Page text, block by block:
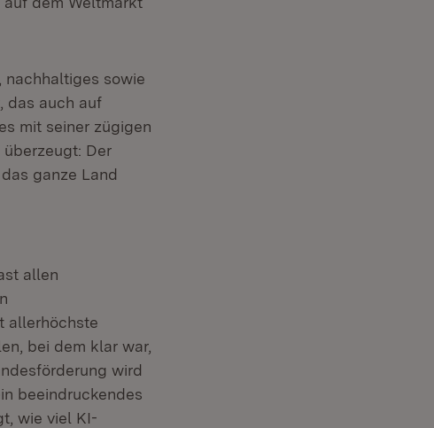
nachhaltiges sowie
das auch auf
mit seiner zügigen
überzeugt: Der
ganze Land
allen
allerhöchste
bei dem klar war,
wird
beeindruckendes
wie viel KI-